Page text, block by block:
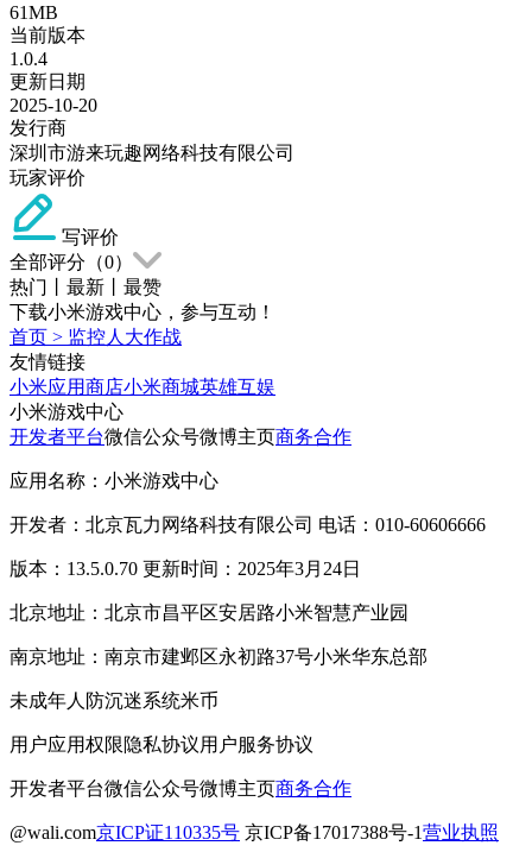
61MB
当前版本
1.0.4
更新日期
2025-10-20
发行商
深圳市游来玩趣网络科技有限公司
玩家评价
写评价
全部评分（0）
热门
最新
最赞
下载小米游戏中心，参与互动！
首页 > 监控人大作战
友情链接
小米应用商店小米商城英雄互娱
小米游戏中心
开发者平台微信公众号微博主页商务合作
应用名称：小米游戏中心
开发者：北京瓦力网络科技有限公司 电话：010-60606666
版本：13.5.0.70 更新时间：2025年3月24日
北京地址：北京市昌平区安居路小米智慧产业园
南京地址：南京市建邺区永初路37号小米华东总部
未成年人防沉迷系统米币
用户应用权限隐私协议用户服务协议
开发者平台微信公众号微博主页商务合作
@wali.com京ICP证110335号 京ICP备17017388号-1营业执照